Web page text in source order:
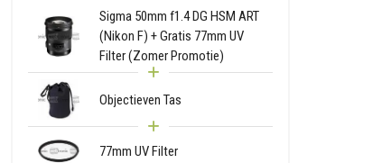
Sigma 50mm f1.4 DG HSM ART
(Nikon F) + Gratis 77mm UV
Filter (Zomer Promotie)
Objectieven Tas
77mm UV Filter